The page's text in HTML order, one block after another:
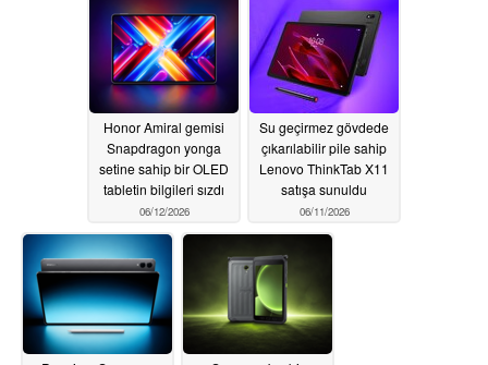
06/12/2026
Honor Amiral gemisi
Snapdragon yonga
setine sahip bir OLED
tabletin bilgileri sızdı
06/12/2026
Su geçirmez gövdede
çıkarılabilir pile sahip
Lenovo ThinkTab X11
satışa sunuldu
06/11/2026